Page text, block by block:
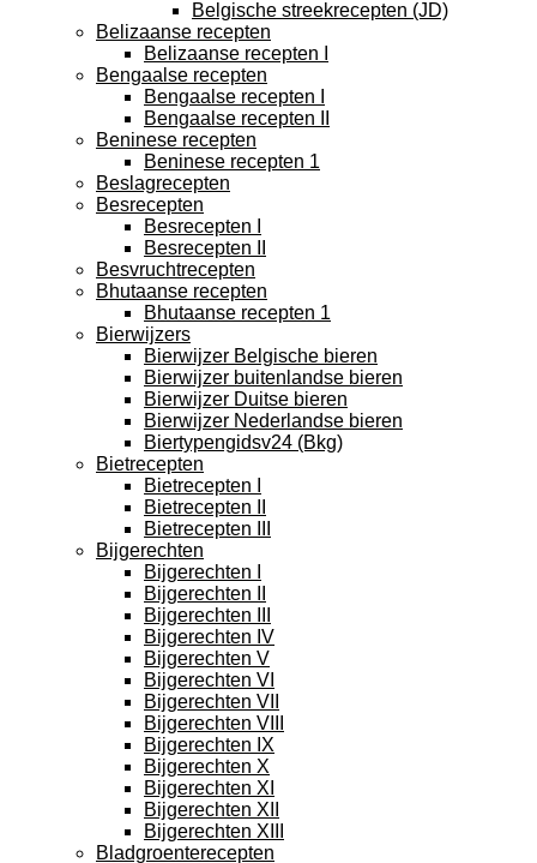
Belgische streekrecepten (JD)
Belizaanse recepten
Belizaanse recepten I
Bengaalse recepten
Bengaalse recepten I
Bengaalse recepten II
Beninese recepten
Beninese recepten 1
Beslagrecepten
Besrecepten
Besrecepten I
Besrecepten II
Besvruchtrecepten
Bhutaanse recepten
Bhutaanse recepten 1
Bierwijzers
Bierwijzer Belgische bieren
Bierwijzer buitenlandse bieren
Bierwijzer Duitse bieren
Bierwijzer Nederlandse bieren
Biertypengidsv24 (Bkg)
Bietrecepten
Bietrecepten I
Bietrecepten II
Bietrecepten III
Bijgerechten
Bijgerechten I
Bijgerechten II
Bijgerechten III
Bijgerechten IV
Bijgerechten V
Bijgerechten VI
Bijgerechten VII
Bijgerechten VIII
Bijgerechten IX
Bijgerechten X
Bijgerechten XI
Bijgerechten XII
Bijgerechten XIII
Bladgroenterecepten